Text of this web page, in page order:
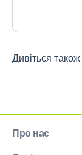
Дивіться також
Про нас